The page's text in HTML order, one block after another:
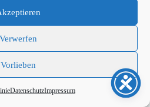
Verwerfen
Vorlieben
DatenschutzImpressum